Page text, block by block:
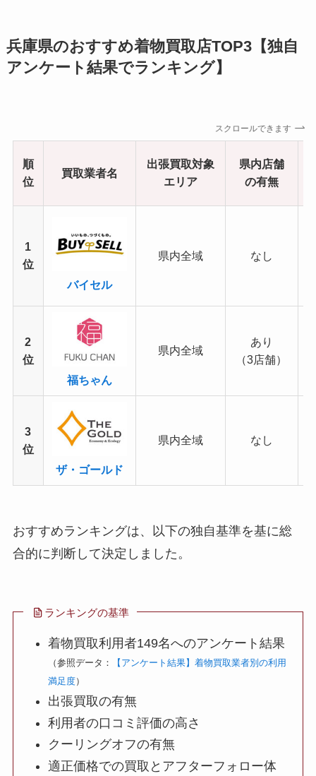
兵庫県のおすすめ着物買取店TOP3【独自
アンケート結果でランキング】
スクロールできます
順
位
買取業者名
出張買取対象
エリア
県内店舗
の有無
1
位
バイセル
県内全域 なし
2
位
福ちゃん
県内全域
あり
（3店舗）
3
位
ザ・ゴールド
県内全域 なし
おすすめランキングは、以下の独自基準を基に総
合的に判断して決定しました。
ランキングの基準
着物買取利用者149名へのアンケート結果
（参照データ：
【アンケート結果】着物買取業者別の利用
満足度）
出張買取の有無
利用者の口コミ評価の高さ
クーリングオフの有無
適正価格での買取とアフターフォロー体